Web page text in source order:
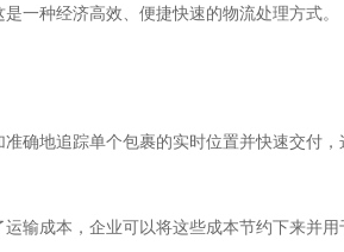
一种经济高效、便捷快速的物流处理方式。
确地追踪单个包裹的实时位置并快速交付
输成本，企业可以将这些成本节约下来并用